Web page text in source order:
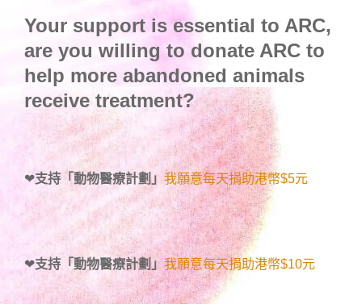
Your support is essential to ARC,
are you willing to donate ARC to
help more abandoned animals
receive treatment?
❤支持「動物醫療計劃」 我願意每天捐助港幣$5元
❤支持「動物醫療計劃」我願意每天捐助港幣$10元